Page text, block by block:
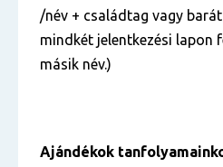
/név + családtag vagy
mindkét jelentkezési lapon
másik név.)
Ajándékok